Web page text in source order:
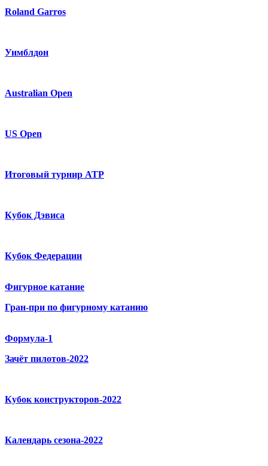
Roland Garros
Уимблдон
Australian Open
US Open
Итоговый турнир ATP
Кубок Дэвиса
Кубок Федерации
Фигурное катание
Гран-при по фигурному катанию
Формула-1
Зачёт пилотов-2022
Кубок конструкторов-2022
Календарь сезона-2022